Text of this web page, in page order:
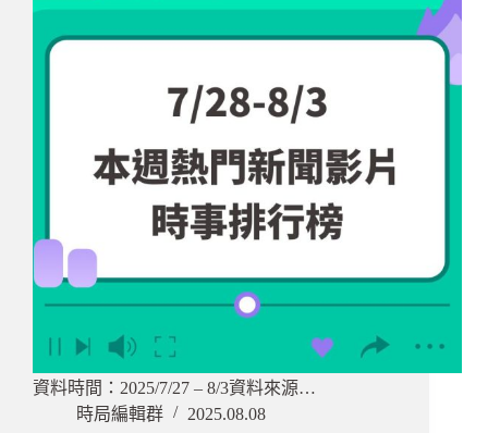
資料時間：2025/7/27 – 8/3資料來源…
時局編輯群
2025.08.08